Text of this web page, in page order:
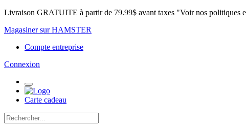
Livraison GRATUITE à partir de 79.99$ avant taxes "Voir nos politiques
Magasiner sur HAMSTER
Compte entreprise
Connexion
Carte cadeau